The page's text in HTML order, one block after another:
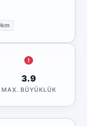
3.9
MAX. BÜYÜKLÜK